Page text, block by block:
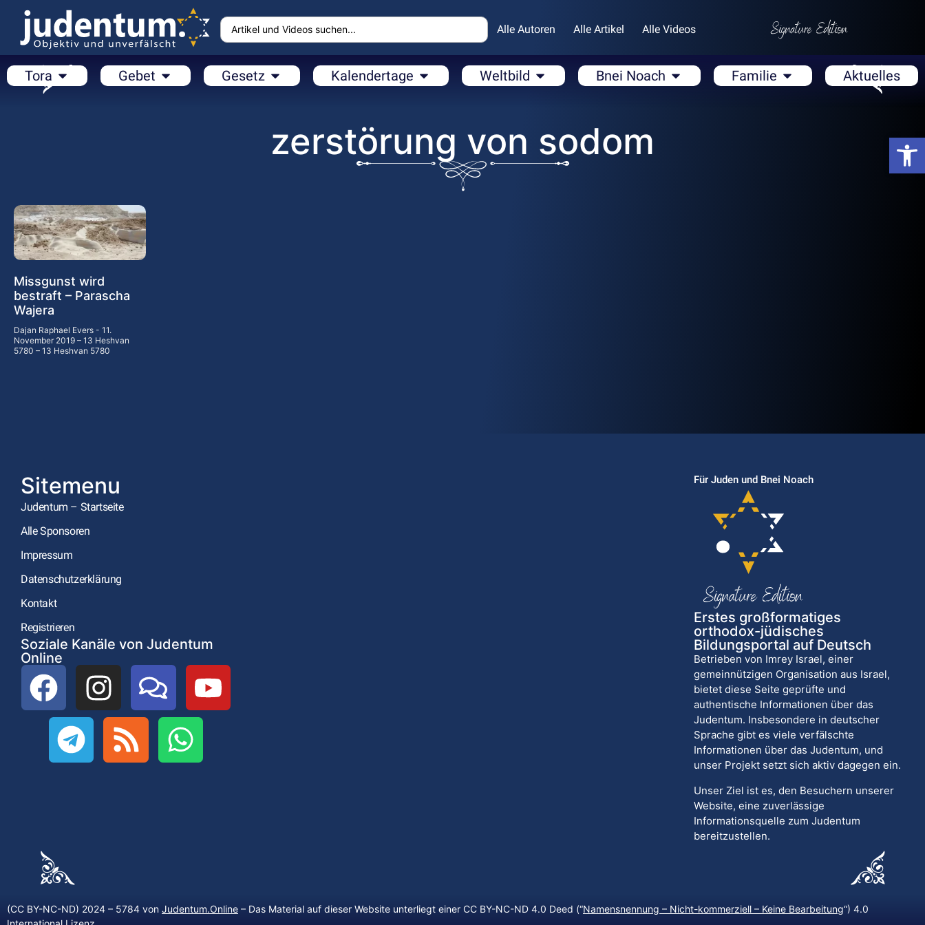
Alle Autoren Alle Artikel Alle Videos
Tora Gebet Gesetz Kalendertage Weltbild Bnei Noach Familie Aktuelles
zerstörung von sodom
Missgunst wird
bestraft – Parascha
Wajera
Dajan Raphael Evers
11.
November 2019 – 13 Heshvan
5780 – 13 Heshvan 5780
Sitemenu
Judentum – Startseite
Alle Sponsoren
Impressum
Datenschutzerklärung
Kontakt
Registrieren
Soziale Kanäle von Judentum
Online
Für Juden und Bnei Noach
Erstes großformatiges
orthodox-jüdisches
Bildungsportal auf Deutsch
Betrieben von Imrey Israel, einer
gemeinnützigen Organisation aus Israel,
bietet diese Seite geprüfte und
authentische Informationen über das
Judentum. Insbesondere in deutscher
Sprache gibt es viele verfälschte
Informationen über das Judentum, und
unser Projekt setzt sich aktiv dagegen ein.
Unser Ziel ist es, den Besuchern unserer
Website, eine zuverlässige
Informationsquelle zum Judentum
bereitzustellen.
(CC BY-NC-ND) 2024 – 5784 von Judentum.Online – Das Material auf dieser Website unterliegt einer CC BY-NC-ND 4.0 Deed (“Namensnennung – Nicht-kommerziell – Keine Bearbeitung“) 4.0